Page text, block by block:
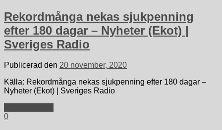
Rekordmånga nekas sjukpenning
efter 180 dagar – Nyheter (Ekot) |
Sveriges Radio
Publicerad den 20 november, 2020
Källa: Rekordmånga nekas sjukpenning efter 180 dagar –
Nyheter (Ekot) | Sveriges Radio
0